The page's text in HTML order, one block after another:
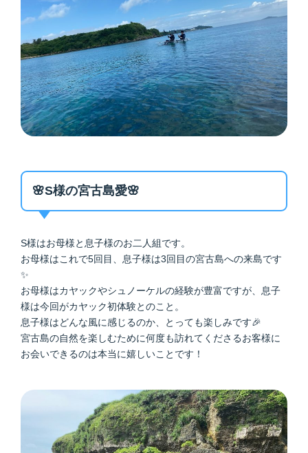
🌸S様の宮古島愛🌸
S様はお母様と息子様のお二人組です。
お母様はこれで5回目、息子様は3回目の宮古島への来島です
✨
お母様はカヤックやシュノーケルの経験が豊富ですが、息子
様は今回がカヤック初体験とのこと。
息子様はどんな風に感じるのか、とっても楽しみです🎉
宮古島の自然を楽しむために何度も訪れてくださるお客様に
お会いできるのは本当に嬉しいことです！